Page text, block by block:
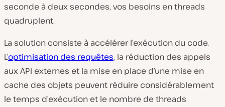
seconde à deux secondes, vos besoins en threads
quadruplent.
La solution consiste à accélérer l’exécution du code.
L’optimisation des requêtes, la réduction des appels
aux API externes et la mise en place d’une mise en
cache des objets peuvent réduire considérablement
le temps d’exécution et le nombre de threads